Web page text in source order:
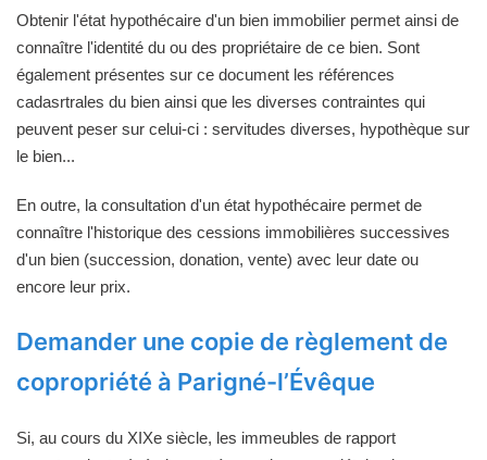
Obtenir l'état hypothécaire d'un bien immobilier permet ainsi de
connaître l'identité du ou des propriétaire de ce bien. Sont
également présentes sur ce document les références
cadasrtrales du bien ainsi que les diverses contraintes qui
peuvent peser sur celui-ci : servitudes diverses, hypothèque sur
le bien...
En outre, la consultation d'un état hypothécaire permet de
connaître l'historique des cessions immobilières successives
d'un bien (succession, donation, vente) avec leur date ou
encore leur prix.
Demander une copie de règlement de
copropriété à Parigné-l’Évêque
Si, au cours du XIXe siècle, les immeubles de rapport